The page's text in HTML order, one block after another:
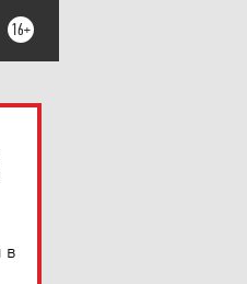
16+
в